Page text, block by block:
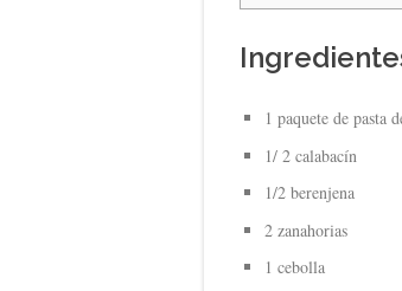
1 paquete de pasta
1/ 2 calabacín
1/2 berenjena
2 zanahorias
1 cebolla